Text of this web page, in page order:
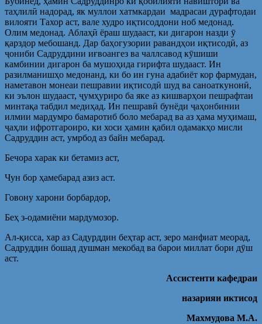
таҳлилӣ надорад, як муллои хатмкардаи мадрасаи дурафтодаи
вилояти Тахор аст, вале худро иқтисоддони ноб медонад.
Олим медонад. Аблаҳӣ ёраш шудааст, ки дигарон назди ӯ
қарздор мебошанд. Дар баҳогузории равандҳои иқтисодӣ, аз
ҷониби Садруддини иғвоангез ва чаллсавод кӯшиши
камбинии дигарон ба мушоҳида гирифта шудааст. Ин
разилманишҳо медонанд, ки бо ин гуна адабиёт кор фармудан,
наметавон монеаи пешравии иқтисодӣ шуд ва саноаткунонӣ,
ки эълон шудааст, ҷумҳуриро ба яке аз кишварҳои пешрафтаи
минтақа табдил медиҳад. Ин пешравӣ бунёди ҷаҳонбинии
илмии мардумро бамаротиб боло мебарад ва аз ҳама муҳимаш,
ҷаҳли ифротгароиро, ки хоси ҳамин қабил одамакҳо мисли
Садруддин аст, умрбод аз байн мебарад.
Бечора харак ки бетамиз аст,
Чун бор ҳамебарад азиз аст.
Говону харони борбардор,
Беҳ з-одамиёни мардумозор.
Ал-қисса, хар аз Садурддин беҳтар аст, зеро манфиат меорад,
Садруддин бошад душман мекобад ва барои миллат бори дӯш
аст.
Ассистенти кафедраи
назарияи иктисод
Махмудова М.А.